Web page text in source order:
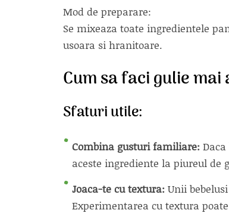
Mod de preparare:
Se mixeaza toate ingredientele
usoara si hranitoare.
Cum sa faci gulie
Sfaturi utile:
Combina gusturi familiare:
aceste ingrediente la piureul de
Joaca-te cu textura: Unii
Experimentarea cu textura